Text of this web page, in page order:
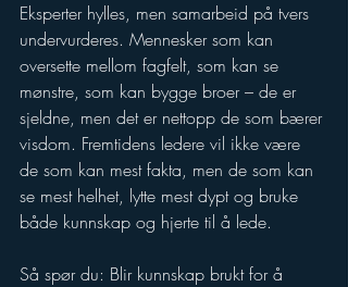
Eksperter hylles, men samarbeid på tvers
undervurderes. Mennesker som kan
oversette mellom fagfelt, som kan se
mønstre, som kan bygge broer – de er
sjeldne, men det er nettopp de som bærer
visdom. Fremtidens ledere vil ikke være
de som kan mest fakta, men de som kan
se mest helhet, lytte mest dypt og bruke
både kunnskap og hjerte til å lede.
Så spør du: Blir kunnskap brukt for å